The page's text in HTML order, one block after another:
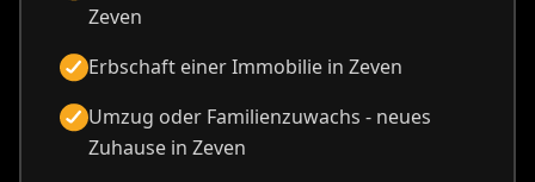
Zeven
Erbschaft einer Immobilie in Zeven
Umzug oder Familienzuwachs - neues
Zuhause in Zeven